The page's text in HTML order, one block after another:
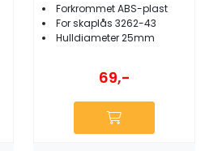
Forkrommet ABS-plast
For skaplås 3262-43
Hulldiameter 25mm
69,-